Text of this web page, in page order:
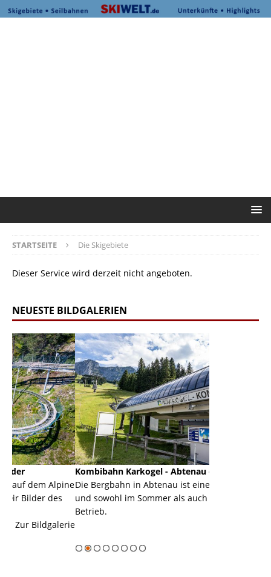
STARTSEITE Die Skigebiete
Dieser Service wird derzeit nicht angeboten.
NEUESTE BILDGALERIEN
Kombibahn Karkogel - Abtenau - Salzburg
Die Bergbahn in Abtenau ist eine Kombibahn
und sowohl im Sommer als auch im Winter in